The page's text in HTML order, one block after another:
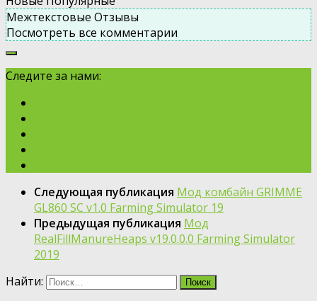
Межтекстовые Отзывы
Посмотреть все комментарии
Следите за нами:
Следующая публикация Мод комбайн GRIMME
GL860 SC v1.0 Farming Simulator 19
Предыдущая публикация Мод
RealFillManureHeaps v19.0.0.0 Farming Simulator
2019
Найти: